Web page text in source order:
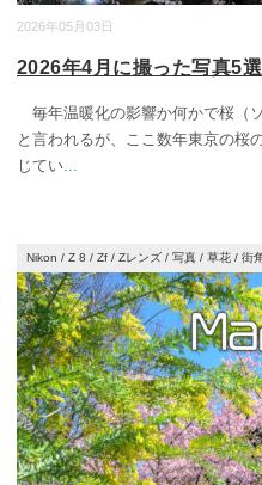
2026年05月03日
2026年4月に撮った写真5選
毎年温暖化の影響か何かで桜（
と言われるが、ここ数年東京の桜
じてい...
Nikon / Z 8 / Zf / Zレンズ / 写真 / 草花 / 街